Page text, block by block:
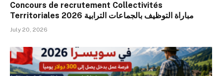
Concours de recrutement Collectivités
Territoriales 2026 مباراة التوظيف بالجماعات الترابية
July 20, 2026